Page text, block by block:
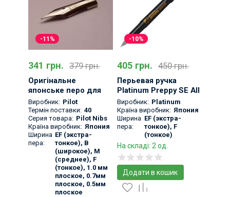
-11%
341 грн. 379 грн.
Оригінальне
японське перо для
ручок Pilot Nib
Виробник: Pilot
Термін поставки: 40
Серия товара: Pilot Nibs
Країна виробник: Япония
Ширина
пера:
EF (экстра-
тонкое), B
(широкое), M
(среднее), F
(тонкое), 1.0 мм
плоское, 0.7мм
плоское, 0.5мм
плоское
-10%
405 грн. 450 грн.
Перьевая ручка
Platinum Preppy SE All
Black
Виробник: Platinum
Країна виробник: Япония
Ширина
пера:
EF (экстра-
тонкое), F
(тонкое)
На складі: 2 од.
Додати в кошик